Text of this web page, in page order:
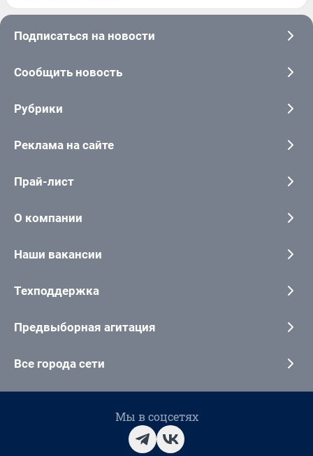
Подписаться на новости
Сообщить новость
Рубрики
Реклама на сайте
Прай-лист
О компании
Наши вакансии
Техподдержка
Предвыборная агитация
Все города сети
Мы в соцсетях